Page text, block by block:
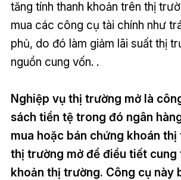
tăng tính thanh khoản trên thị
mua các công cụ tài chính như
phủ, do đó làm giảm lãi suất thị
nguồn cung vốn. .
Nghiệp vụ thị trường mở là
sách tiền tệ trong đó ngân
mua hoặc bán chứng khoán
thị trường mở để điều tiết cung
khoản thị trường. Công cụ này